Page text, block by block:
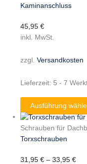
Kaminanschluss
45,95€
inkl. MwSt.
zzgl.Versandkosten
Lieferzeit: 5 - 7
Ausführung
Schrauben für
Torxschrauben
31,95€ –33,95€